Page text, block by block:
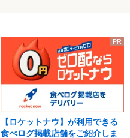
PR
【ロケットナウ】が利用できる
食べログ掲載店舗をご紹介しま